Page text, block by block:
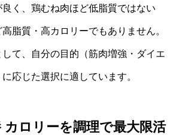
良く、鶏むね肉ほど低脂質ではない
脂質・高カロリーでもありません。
て、自分の目的（筋肉増強・ダイエ
応じた選択に適しています。
カロリーを調理で最大限活